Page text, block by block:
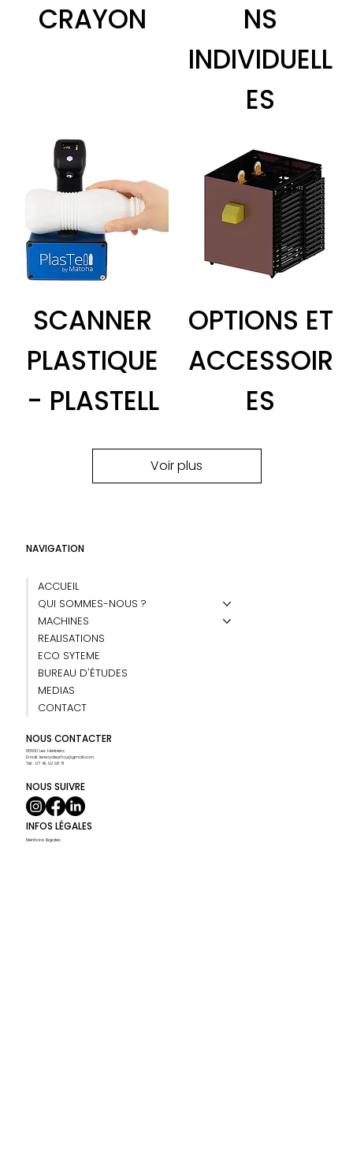
CRAYON
NS
INDIVIDUELL
ES
SCANNER
PLASTIQUE
- PLASTELL
OPTIONS ET
ACCESSOIR
ES
Voir plus
NAVIGATION
ACCUEIL
QUI SOMMES-NOUS ?
MACHINES
REALISATIONS
ECO SYTEME
BUREAU D'ÉTUDES
MEDIAS
CONTACT
NOUS CONTACTER
85500 Les Herbiers
Email: lerecycleurfou@gmail.com
Tél : 07 49 92 98 61
NOUS SUIVRE
INFOS LÉGALES
Mentions légales